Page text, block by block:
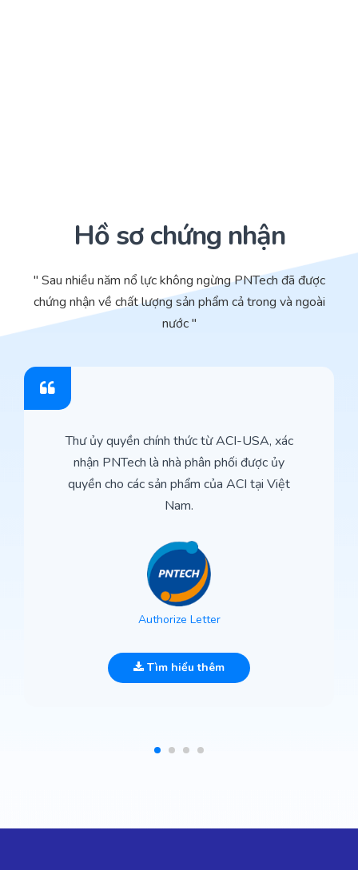
Hồ sơ chứng nhận
" Sau nhiều năm nổ lực không ngừng PNTech đã được
chứng nhận về chất lượng sản phẩm cả trong và ngoài
nước "
Thư ủy quyền chính thức từ ACI-USA, xác
nhận PNTech là nhà phân phối được ủy
quyền cho các sản phẩm của ACI tại Việt
Nam.
Authorize Letter
Tìm hiểu thêm